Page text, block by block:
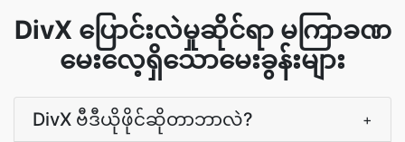
DivX ပြောင်းလဲမှုဆိုင်ရာ မကြာခဏ
မေးလေ့ရှိသောမေးခွန်းများ
DivX ဗီဒီယိုဖိုင်ဆိုတာဘာလဲ? +